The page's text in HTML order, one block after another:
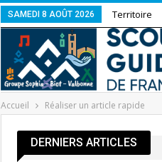
SAMEDI 8 AOÛT 2026 Territoire
Accueil Réaliser un article rapide
DERNIERS ARTICLES